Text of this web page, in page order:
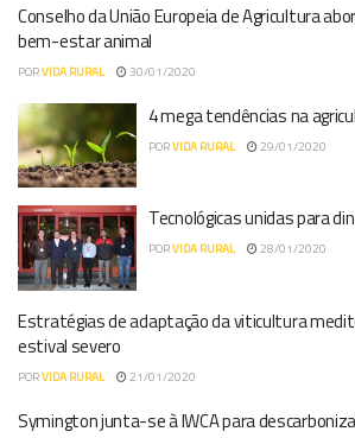
Conselho da União Europeia de Agricultura
bem-estar animal
PORVIDA RURAL 30/01/2020
4 mega tendências na
PORVIDA RURAL 29/01/2020
Tecnológicas unidas para
PORVIDA RURAL 28/01/2020
Estratégias de adaptação da viticultura
estival severo
PORVIDA RURAL 21/01/2020
Symington junta-se à IWCA para